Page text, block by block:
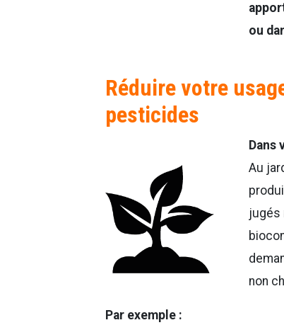
ou
Réduire votre
pesticides
Dans
Au
jugés
non
Par exemple :